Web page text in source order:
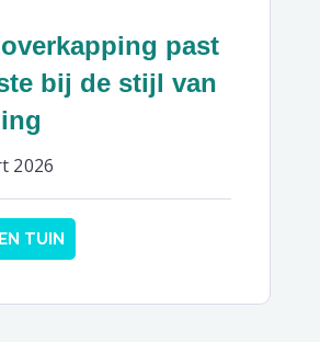
past
bij de stijl van
2026
TUIN